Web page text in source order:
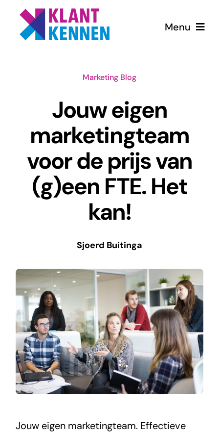
inhoud
Menu
Blog
Over ons
Marketing Blog
Jouw eigen
marketingteam
voor de prijs van
(g)een FTE. Het
kan!
Sjoerd Buitinga
Jouw eigen marketingteam. Effectieve